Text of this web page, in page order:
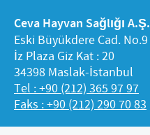
Ceva Hayvan Sağlığı A.Ş.
Eski Büyükdere Cad. No.9
İz Plaza Giz Kat : 20
34398 Maslak-İstanbul
Tel : +90 (212) 365 97 97
Faks : +90 (212) 290 70 83